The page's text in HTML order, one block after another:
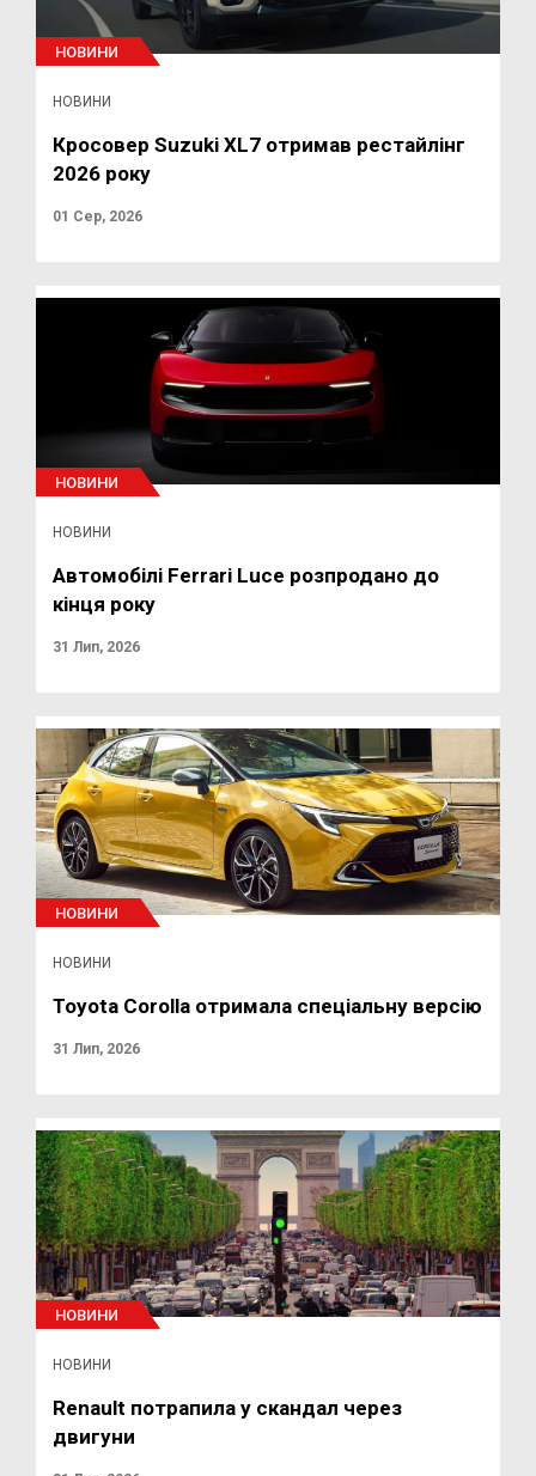
НОВИНИ
НОВИНИ
Кросовер Suzuki XL7 отримав рестайлінг
2026 року
01 Сер, 2026
НОВИНИ
НОВИНИ
Автомобілі Ferrari Luce розпродано до
кінця року
31 Лип, 2026
НОВИНИ
НОВИНИ
Toyota Corolla отримала спеціальну версію
31 Лип, 2026
НОВИНИ
НОВИНИ
Renault потрапила у скандал через
двигуни